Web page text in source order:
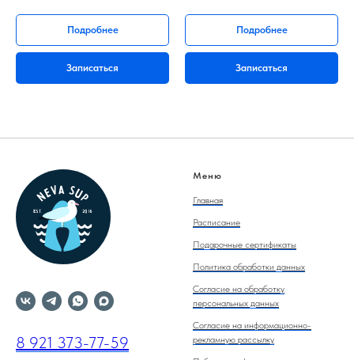
Подробнее
Записаться
Подробнее
Записаться
8 921 373-77-59
Меню
Главная
Расписание
Подарочные сертификаты
Политика обработки данных
Согласие на обработку
персональных данных
Согласие на информационно-
рекламную рассылку